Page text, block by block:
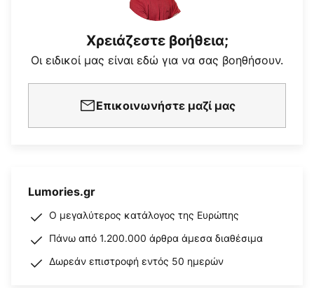
Χρειάζεστε βοήθεια;
Οι ειδικοί μας είναι εδώ για να σας βοηθήσουν.
Επικοινωνήστε μαζί μας
Lumories.gr
Ο μεγαλύτερος κατάλογος της Ευρώπης
Πάνω από 1.200.000 άρθρα άμεσα διαθέσιμα
Δωρεάν επιστροφή εντός 50 ημερών